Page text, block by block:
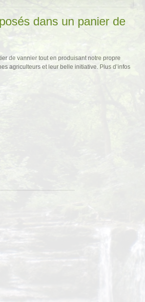
dans un panier de
de vannier tout en produisant notre propre
agriculteurs et leur belle initiative. Plus d’infos